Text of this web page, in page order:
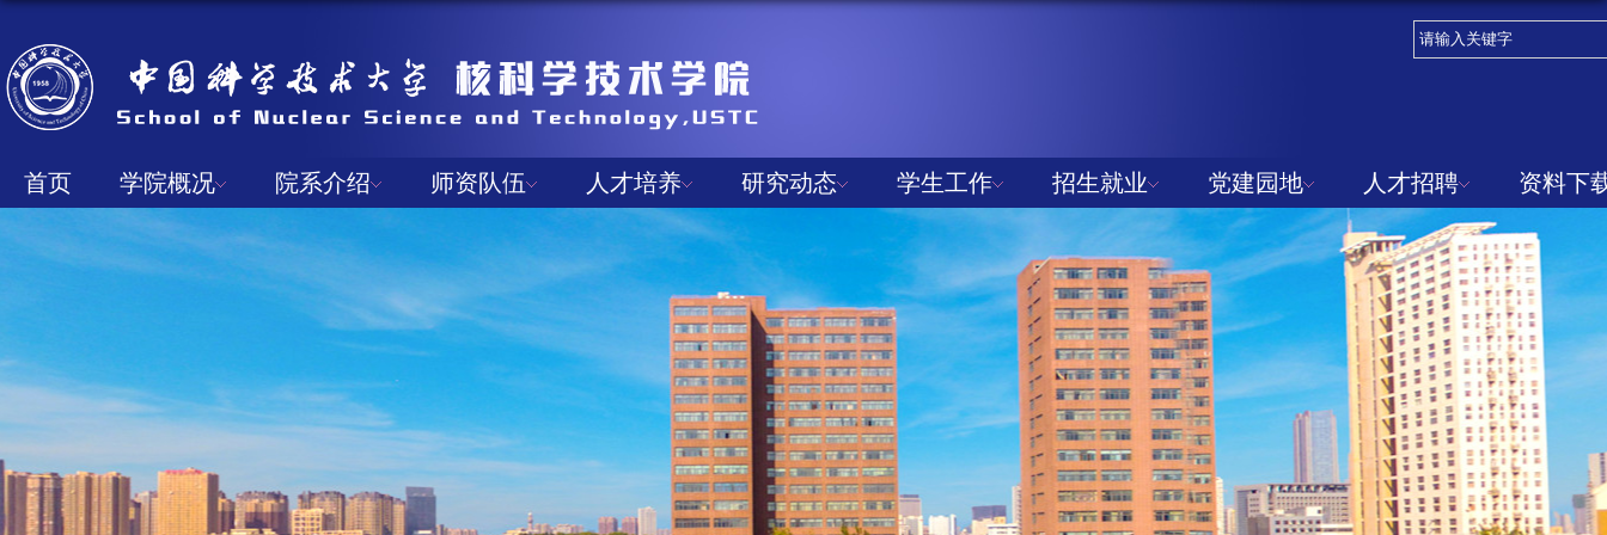
首页 学院概况 院系介绍 师资队伍 人才培养 研究动态 学生工作 招生就业 党建园地 人才招聘 资料下